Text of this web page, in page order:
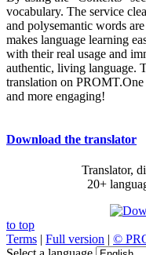
vocabulary. The service
and polysemantic words
makes language learning
with their real usage and
authentic, living language.
translation on
and more engaging!
Download the translator
Translator,
20+
to top
Terms | Full version | ©